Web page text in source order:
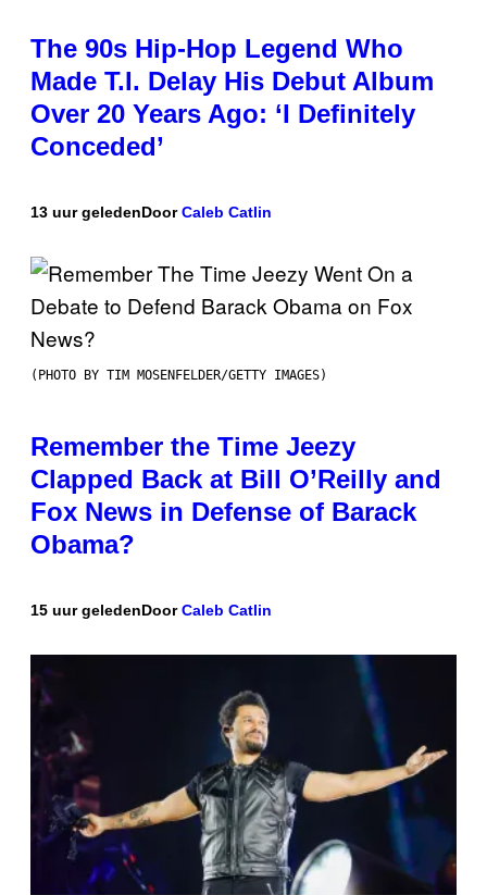
The 90s Hip-Hop Legend Who
Made T.I. Delay His Debut Album
Over 20 Years Ago: ‘I Definitely
Conceded’
13 uur geledenDoorCaleb Catlin
(PHOTO BY TIM MOSENFELDER/GETTY IMAGES)
Remember the Time Jeezy
Clapped Back at Bill O’Reilly and
Fox News in Defense of Barack
Obama?
15 uur geledenDoorCaleb Catlin